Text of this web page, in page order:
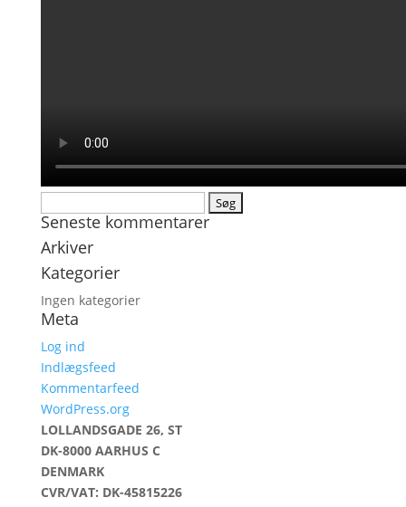
efter:
Seneste kommentarer
Arkiver
Kategorier
Ingen kategorier
Meta
Log ind
Indlægsfeed
Kommentarfeed
WordPress.org
LOLLANDSGADE 26, ST
DK-8000 AARHUS C
DENMARK
CVR/VAT: DK-45815226